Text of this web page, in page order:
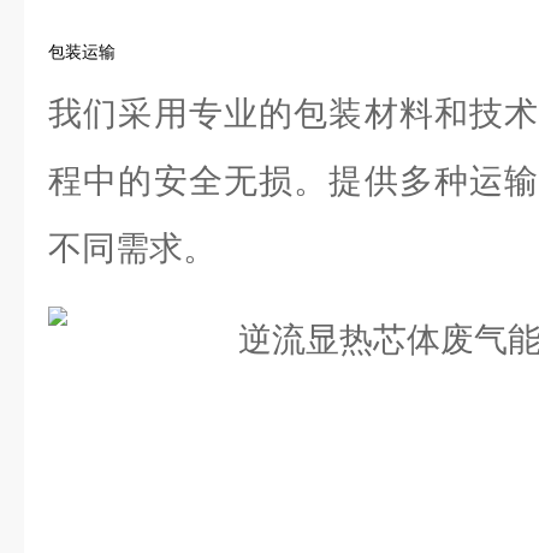
包装运输
我们采用专业的包装材料和技
程中的安全无损。提供多种运
不同需求。